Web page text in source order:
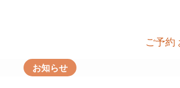
ご予約
お知らせ浜松市プレミアム商品券、ご